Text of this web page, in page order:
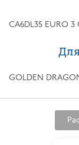
CA6DL35 EURO 3
GOLDEN